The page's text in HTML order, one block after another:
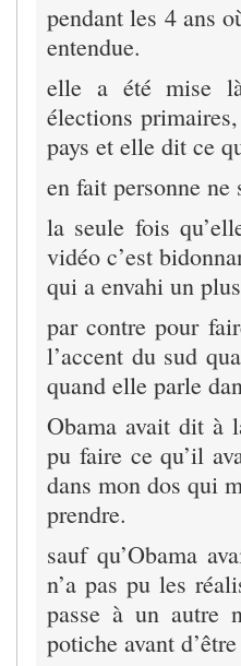
pendant les 4 ans
entendue.
elle a été mise
élections
pays et elle dit ce
en fait personne ne
la seule fois
vidéo c’est
qui a envahi un
par contre pour
l’accent du sud
quand elle parle
Obama avait dit à
pu faire ce qu’il
dans mon dos qui
prendre.
sauf qu’Obama
n’a pas pu les
passe à un autre
potiche avant